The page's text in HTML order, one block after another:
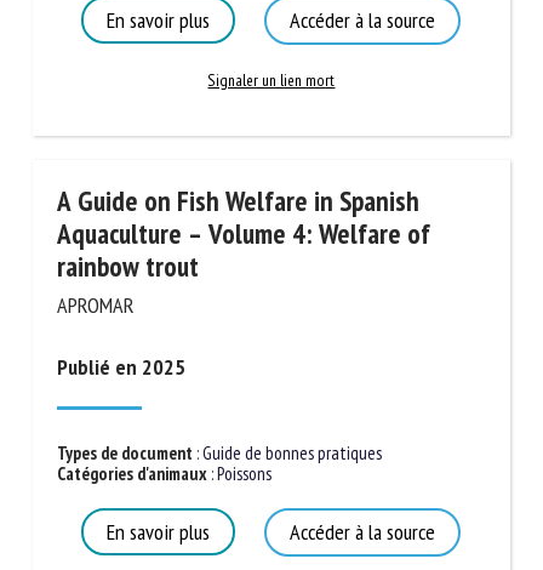
En savoir plus Accéder à la source
Signaler un lien mort
A Guide on Fish Welfare in Spanish
Aquaculture – Volume 4: Welfare of
rainbow trout
APROMAR
Publié en 2025
Types de document:Guide de bonnes pratiques
Catégories d'animaux:Poissons
En savoir plus Accéder à la source
En soumettant ce formulaire, j'accepte que les
relation avec le CNR BEA. *
Les champs suivis de * sont obligatoires